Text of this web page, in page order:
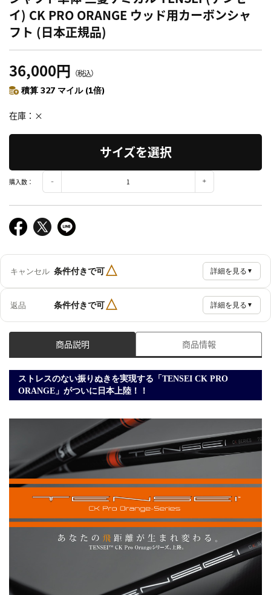
イ) CK PRO ORANGE ウッド用カーボンシャ
フト (日本正規品)
36,000円 （税込）
積算 327 マイル (1倍)
在庫 ×
サイズを選択
購入数：
キャンセル 条件付きで可△ 詳細を見る ▼
返品 条件付きで可△ 詳細を見る ▼
商品説明 商品情報
ストレスのない振りぬきを実現する「TENSEI CK PRO
ORANGE」がついに日本上陸！！